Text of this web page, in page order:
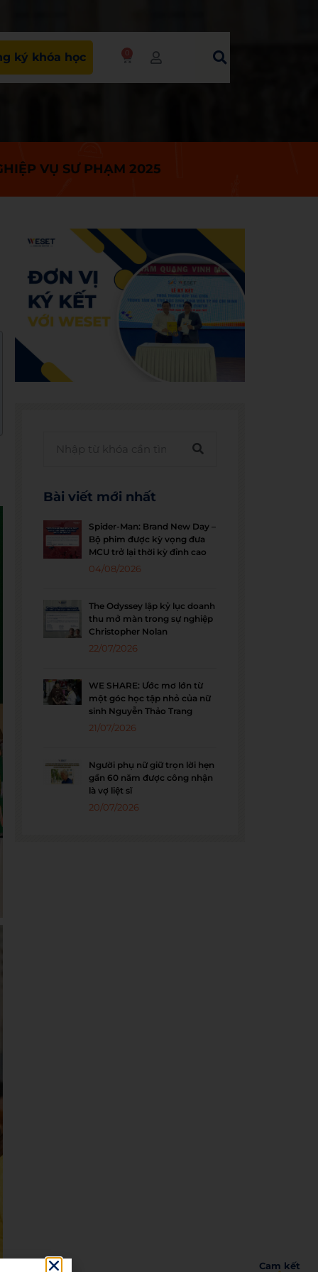
ký khóa học 0
VỤ SƯ PHẠM 2025
Bài viết mới nhất
Spider-Man: Brand New Day –
Bộ phim được kỳ vọng đưa
MCU trở lại thời kỳ đỉnh cao
04/08/2026
The Odyssey lập kỷ lục doanh
thu mở màn trong sự nghiệp
Christopher Nolan
22/07/2026
WE SHARE: Ước mơ lớn từ
một góc học tập nhỏ của nữ
sinh Nguyễn Thảo Trang
21/07/2026
Người phụ nữ giữ trọn lời hẹn
gần 60 năm được công nhận
là vợ liệt sĩ
20/07/2026
Cam kết